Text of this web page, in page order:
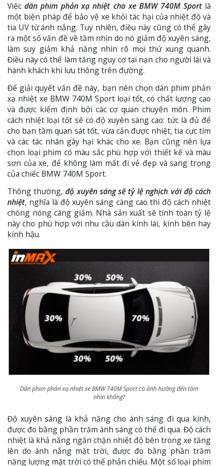
Việcdán phim phản xạ nhiệt cho xe BMW 740M Sportlà
một biện pháp để bảo vệ xe khỏi tác hại của nhiệt độ và
tia UV từ ánh nắng. Tuy nhiên, điều này cũng có thể gây
ra một số vấn đề về tầm nhìn do nó giảm độ xuyên sáng,
làm suy giảm khả năng nhìn rõ mọi thứ xung quanh.
Điều này có thể làm tăng nguy cơ tai nạn cho người lái và
hành khách khi lưu thông trên đường.
Để giải quyết vấn đề này, bạn nên chọn dán phim phản
xạ nhiệt xe BMW 740M Sport loại tốt, có chất lượng cao
và được kiểm định bởi các cơ quan chuyên môn. Phim
cách nhiệt loại tốt sẽ có độ xuyên sáng cao: tức là đủ để
cho bạn tầm quan sát tốt, vừa cản được nhiệt, tia cực tím
và các tác nhân gây hại khác cho xe. Bạn cũng nên lựa
chọn loại phim có màu sắc phù hợp với thiết kế và màu
sơn của xe, để không làm mất đi vẻ đẹp và sang trọng
của chiếc BMW 740M Sport.
Thông thường,độ xuyên sáng sẽ tỷ lệ nghịch với độ cách
nhiệt, nghĩa là độ xuyên sáng càng cao thì độ cách nhiệt
chóng nóng càng giảm. Nhà sản xuất sẽ tính toán tỷ lệ
này cho phù hợp với nhu cầu dán kính lái, kính bên hay
kính hậu.
Dán phim phản xạ nhiệt xe BMW 740M Sport có ảnh hưởng đến tầm
nhìn không?
Độ xuyên sáng là khả năng cho ánh sáng đi qua kính,
được đo bằng phần trăm ánh sáng có thể đi qua. Độ cách
nhiệt là khả năng ngăn chặn nhiệt độ bên trong xe tăng
lên do ánh nắng mặt trời, được đo bằng phần trăm
năng lượng mặt trời có thể phản chiếu. Một số loại phim